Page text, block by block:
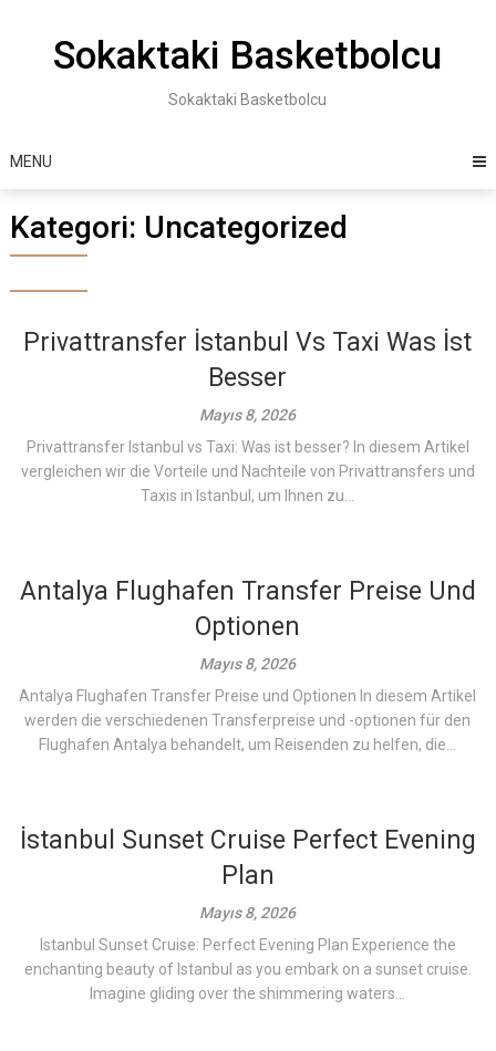
Sokaktaki Basketbolcu
Sokaktaki Basketbolcu
MENU
Kategori: Uncategorized
Privattransfer İstanbul Vs Taxi Was İst
Besser
Mayıs 8, 2026
Privattransfer Istanbul vs Taxi: Was ist besser? In diesem Artikel
vergleichen wir die Vorteile und Nachteile von Privattransfers und
Taxis in Istanbul, um Ihnen zu...
Antalya Flughafen Transfer Preise Und
Optionen
Mayıs 8, 2026
Antalya Flughafen Transfer Preise und Optionen In diesem Artikel
werden die verschiedenen Transferpreise und -optionen für den
Flughafen Antalya behandelt, um Reisenden zu helfen, die...
İstanbul Sunset Cruise Perfect Evening
Plan
Mayıs 8, 2026
Istanbul Sunset Cruise: Perfect Evening Plan Experience the
enchanting beauty of Istanbul as you embark on a sunset cruise.
Imagine gliding over the shimmering waters...